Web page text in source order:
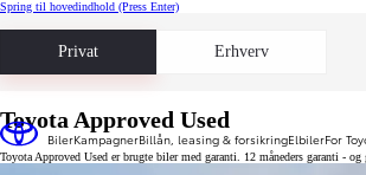
Spring til hovedindhold (Press Enter)
Privat Erhverv
BilerKampagnerBillån, leasing & forsikringElbilerFor
Toyota Approved Used
Toyota Approved Used er brugte biler med garanti. 12 måneders garanti -